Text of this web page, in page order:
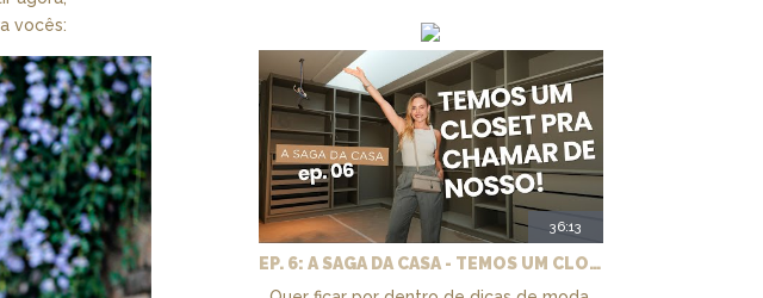
vocês:
36:13
EP. 6: A SAGA DA CASA - TEMOS UM CLOSET PRA CHAMAR DE NOSSO + MARCENARIA E PAISAGISMO